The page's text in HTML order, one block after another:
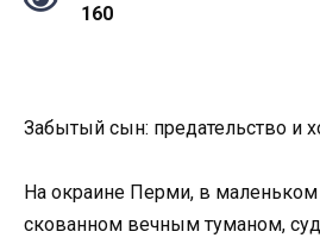
160
Забытый сын: предательство и
На окраине Перми, в маленьком
скованном вечным туманом,